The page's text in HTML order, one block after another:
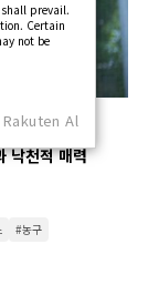
낙천적 매력
#농구
prevail.
Certain
not be
Al